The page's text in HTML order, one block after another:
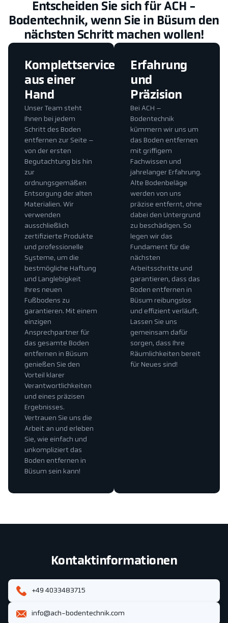
Entscheiden Sie sich für ACH -
Bodentechnik, wenn Sie in Büsum den
nächsten Schritt machen wollen!
Erfahrung
und
Präzision
Bei ACH –
Bodentechnik
kümmern wir uns um
das Boden entfernen
mit griffigem
Fachwissen und
jahrelanger Erfahrung.
Alte Bodenbeläge
werden von uns
präzise entfernt, ohne
dabei den Untergrund
zu beschädigen. So
legen wir das
Fundament für die
nächsten
Arbeitsschritte und
garantieren, dass das
Boden entfernen in
Büsum reibungslos
und effizient verläuft.
Lassen Sie uns
gemeinsam dafür
sorgen, dass Ihre
Räumlichkeiten bereit
für Neues sind!
Komplettservice
aus einer
Hand
Unser Team steht
Ihnen bei jedem
Schritt des Boden
entfernen zur Seite –
von der ersten
Begutachtung bis hin
zur
ordnungsgemäßen
Entsorgung der alten
Materialien. Wir
verwenden
ausschließlich
zertifizierte Produkte
und professionelle
Systeme, um die
bestmögliche Haftung
und Langlebigkeit
Ihres neuen
Fußbodens zu
garantieren. Mit einem
einzigen
Ansprechpartner für
das gesamte Boden
entfernen in Büsum
genießen Sie den
Vorteil klarer
Verantwortlichkeiten
und eines präzisen
Ergebnisses.
Vertrauen Sie uns die
Arbeit an und erleben
Sie, wie einfach und
unkompliziert das
Boden entfernen in
Büsum sein kann!
Kontaktinformationen
+49 4033483715
info@ach-bodentechnik.com